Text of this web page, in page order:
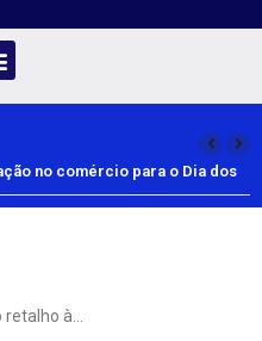
no comércio para o Dia dos
retalho à…